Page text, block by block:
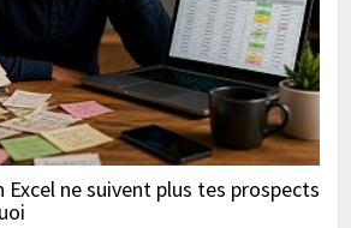
ne suivent plus tes prospects